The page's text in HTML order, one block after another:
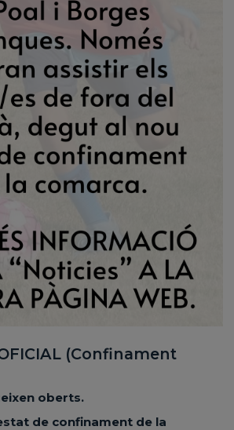
(Confinament
oberts.
de confinament de la